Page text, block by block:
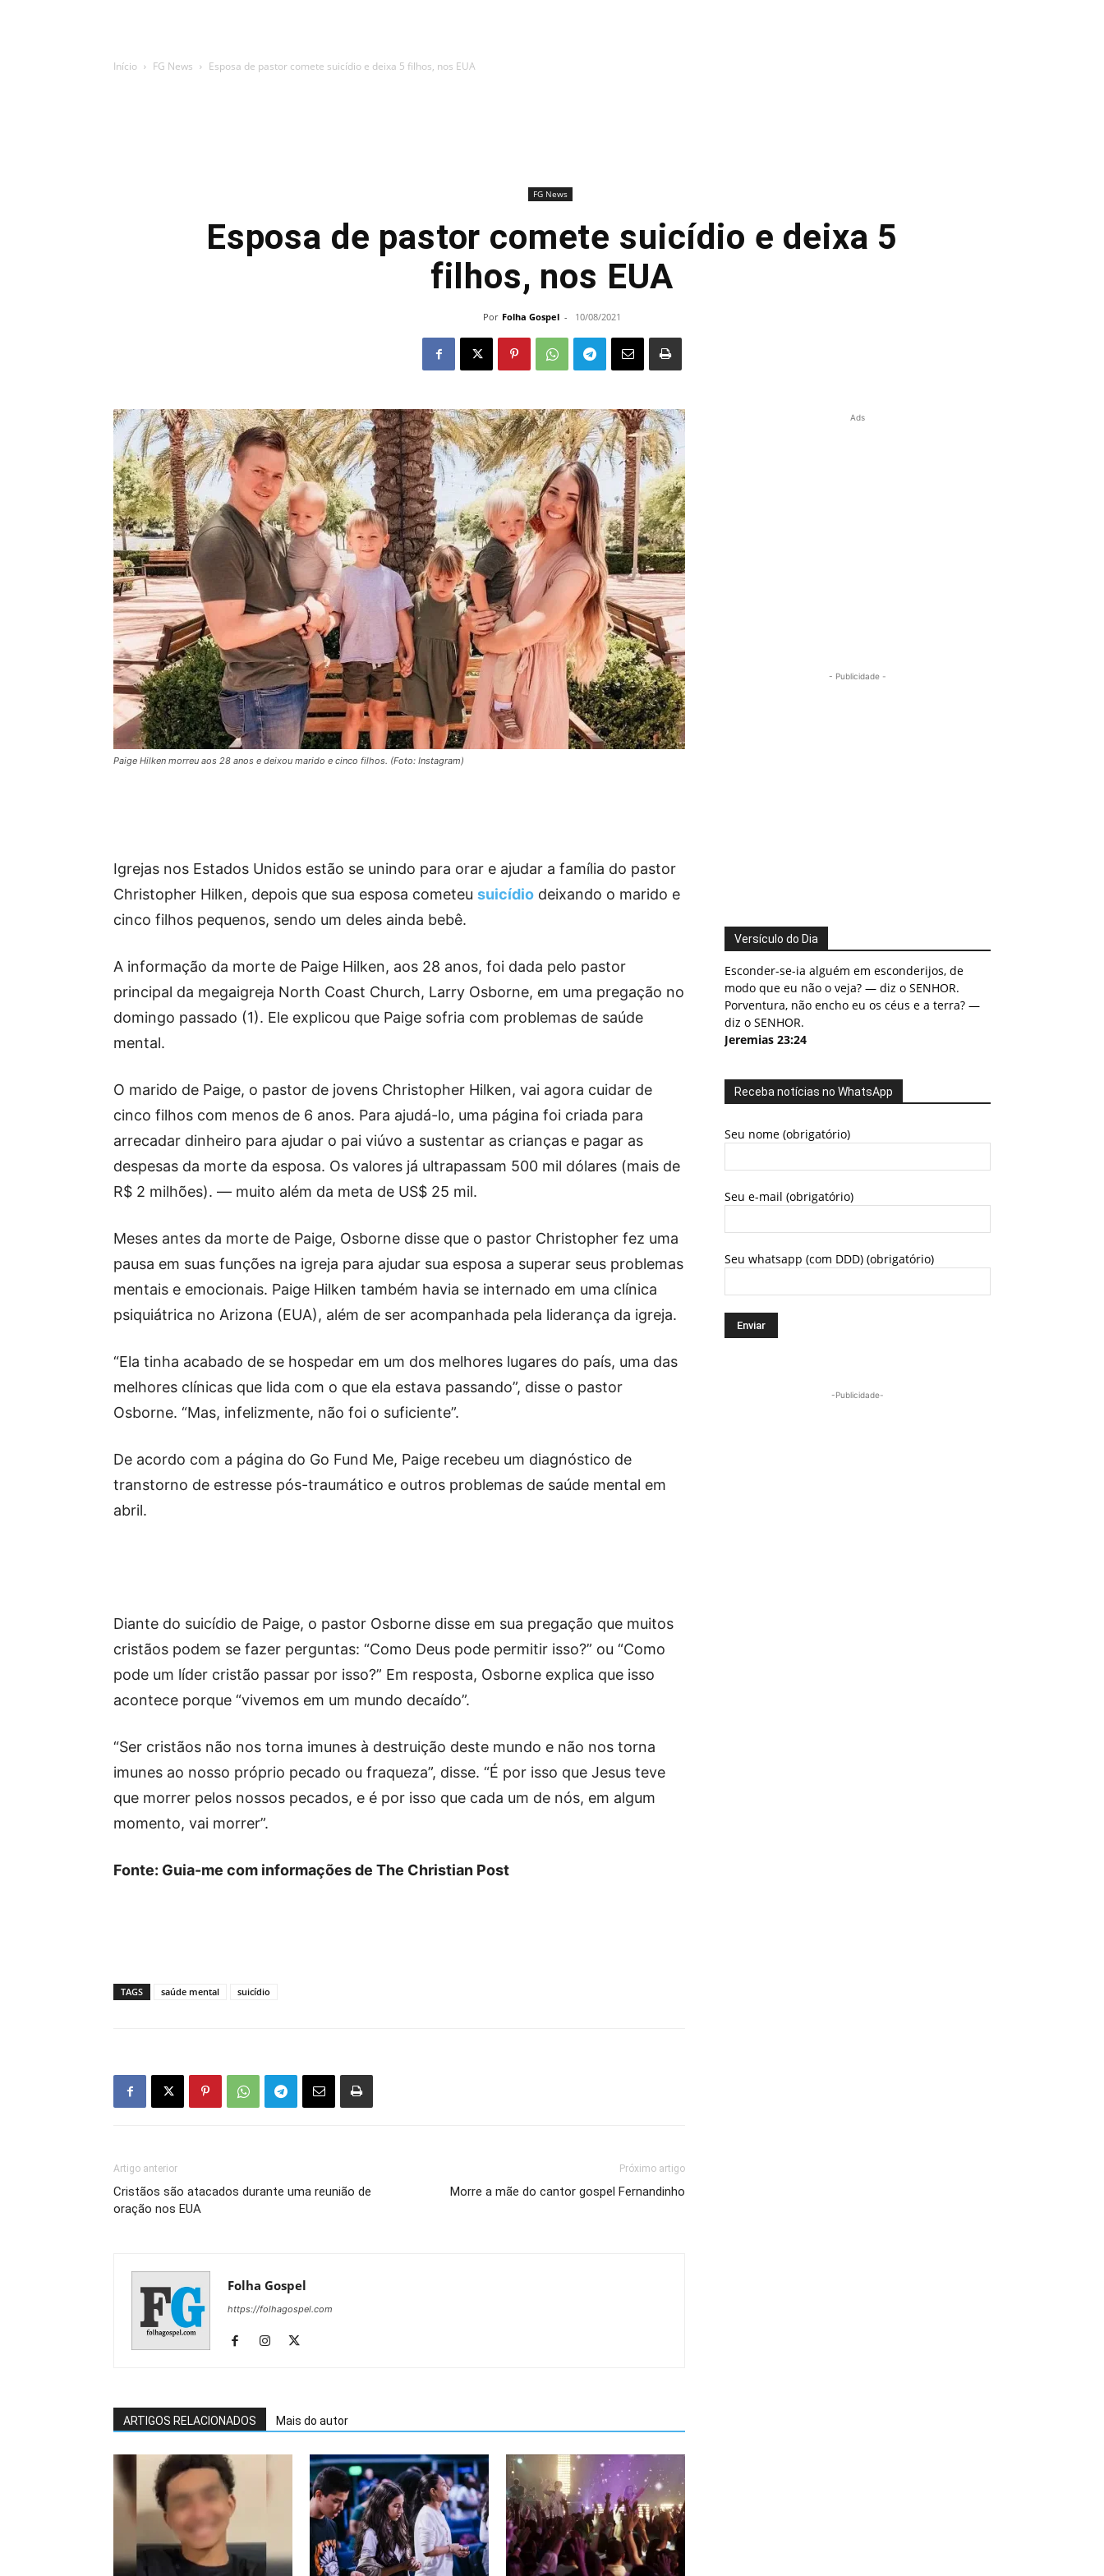
Início FG News Esposa de pastor comete suicídio e deixa 5 filhos, nos EUA
FG News
Esposa de pastor comete suicídio e deixa 5
filhos, nos EUA
Por Folha Gospel - 10/08/2021
Paige Hilken morreu aos 28 anos e deixou marido e cinco filhos. (Foto: Instagram)
Igrejas nos Estados Unidos estão se unindo para orar e ajudar a família do pastor
Christopher Hilken, depois que sua esposa cometeu suicídio deixando o marido e
cinco filhos pequenos, sendo um deles ainda bebê.
A informação da morte de Paige Hilken, aos 28 anos, foi dada pelo pastor
principal da megaigreja North Coast Church, Larry Osborne, em uma pregação no
domingo passado (1). Ele explicou que Paige sofria com problemas de saúde
mental.
O marido de Paige, o pastor de jovens Christopher Hilken, vai agora cuidar de
cinco filhos com menos de 6 anos. Para ajudá-lo, uma página foi criada para
arrecadar dinheiro para ajudar o pai viúvo a sustentar as crianças e pagar as
despesas da morte da esposa. Os valores já ultrapassam 500 mil dólares (mais de
R$ 2 milhões). — muito além da meta de US$ 25 mil.
Meses antes da morte de Paige, Osborne disse que o pastor Christopher fez uma
pausa em suas funções na igreja para ajudar sua esposa a superar seus problemas
mentais e emocionais. Paige Hilken também havia se internado em uma clínica
psiquiátrica no Arizona (EUA), além de ser acompanhada pela liderança da igreja.
“Ela tinha acabado de se hospedar em um dos melhores lugares do país, uma das
melhores clínicas que lida com o que ela estava passando”, disse o pastor
Osborne. “Mas, infelizmente, não foi o suficiente”.
De acordo com a página do Go Fund Me, Paige recebeu um diagnóstico de
transtorno de estresse pós-traumático e outros problemas de saúde mental em
abril.
Diante do suicídio de Paige, o pastor Osborne disse em sua pregação que muitos
cristãos podem se fazer perguntas: “Como Deus pode permitir isso?” ou “Como
pode um líder cristão passar por isso?” Em resposta, Osborne explica que isso
acontece porque “vivemos em um mundo decaído”.
“Ser cristãos não nos torna imunes à destruição deste mundo e não nos torna
imunes ao nosso próprio pecado ou fraqueza”, disse. “É por isso que Jesus teve
que morrer pelos nossos pecados, e é por isso que cada um de nós, em algum
momento, vai morrer”.
Fonte: Guia-me com informações de The Christian Post
TAGS saúde mental suicídio
Artigo anterior
Cristãos são atacados durante uma reunião de
oração nos EUA
Próximo artigo
Morre a mãe do cantor gospel Fernandinho
Folha Gospel
https://folhagospel.com
ARTIGOS RELACIONADOS Mais do autor
Ads
- Publicidade -
Versículo do Dia
Esconder-se-ia alguém em esconderijos, de
modo que eu não o veja? — diz o SENHOR.
Porventura, não encho eu os céus e a terra? —
diz o SENHOR.
Jeremias 23:24
Receba notícias no WhatsApp
Seu nome (obrigatório)
Seu e-mail (obrigatório)
Seu whatsapp (com DDD) (obrigatório)
-Publicidade-